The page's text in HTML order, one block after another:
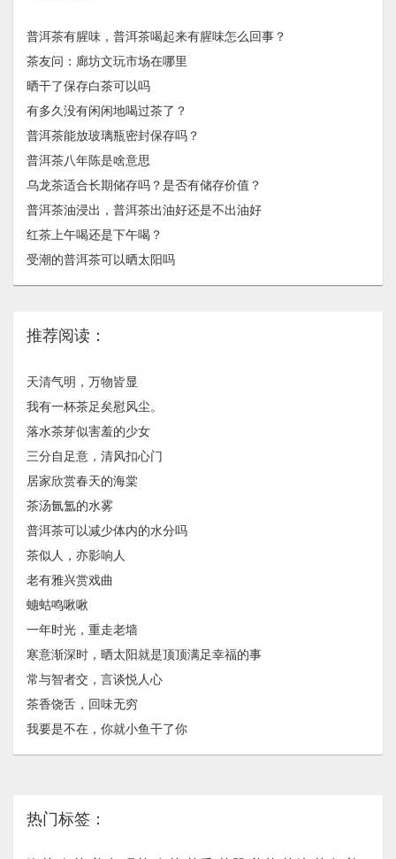
普洱茶有腥味，普洱茶喝起来有腥味怎么回事？
茶友问：廊坊文玩市场在哪里
晒干了保存白茶可以吗
有多久没有闲闲地喝过茶了？
普洱茶能放玻璃瓶密封保存吗？
普洱茶八年陈是啥意思
乌龙茶适合长期储存吗？是否有储存价值？
普洱茶油浸出，普洱茶出油好还是不出油好
红茶上午喝还是下午喝？
受潮的普洱茶可以晒太阳吗
推荐阅读：
天清气明，万物皆显
我有一杯茶足矣慰风尘。
落水茶芽似害羞的少女
三分自足意，清风扣心门
居家欣赏春天的海棠
茶汤氤氲的水雾
普洱茶可以减少体内的水分吗
茶似人，亦影响人
老有雅兴赏戏曲
蟪蛄鸣啾啾
一年时光，重走老墙
寒意渐深时，晒太阳就是顶顶满足幸福的事
常与智者交，言谈悦人心
茶香饶舌，回味无穷
我要是不在，你就小鱼干了你
热门标签：